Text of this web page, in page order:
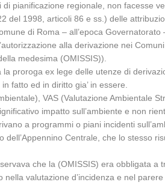
pianificazione regionale, non facesse
1998, articoli 86 e ss.) delle
di Roma – all’epoca
alla derivazione nei
medesima (OMISSIS)).
proroga ex lege delle utenze di
fatto ed in diritto gia’ in essere.
VAS (Valutazione Ambientale
impatto sull’ambiente e non
a programmi o piani incidenti
Centrale, che lo stesso
che la (OMISSIS) era obbligata
valutazione d’incidenza e nel